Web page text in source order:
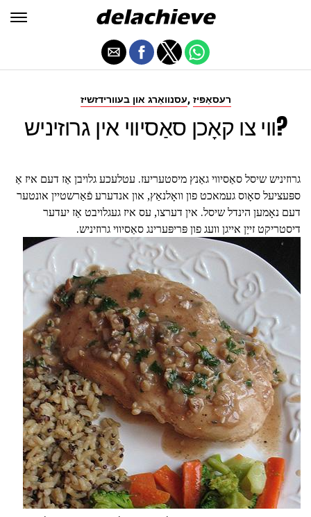
עסנוואַרג און בעוורידזשיז, רעסאַפּיז
ווי צו קאָכן סאַסיווי אין גרוזיניש?
גרוזיניש שיסל סאַסיווי גאַנץ מיסטעריעז. עטלעכע גלויבן אַז דעם איז אַ
ספּעציעל סאָוס געמאכט פון וואָלנאַץ, און אנדערע פֿאַרשטיין אונטער
דעם נאָמען הינדל שיסל. אין דערצו, עס איז געגלויבט אַז יעדער
דיסטריקט זייַן אייגן וועג פון פּריפּערינג סאַסיווי גרוזיניש.